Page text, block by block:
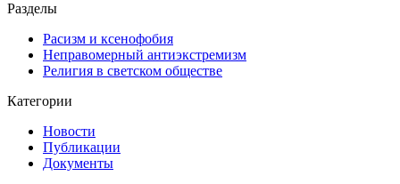
Разделы
Расизм и ксенофобия
Неправомерный антиэкстремизм
Религия в светском обществе
Категории
Новости
Публикации
Документы